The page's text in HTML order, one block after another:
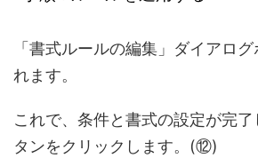
「書式ルールの編集」ダイアロ
れます。
これで、条件と書式の設定が完
タンをクリックします。(⑫)